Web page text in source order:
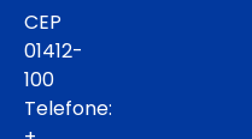
CEP
01412-
100
Telefone: